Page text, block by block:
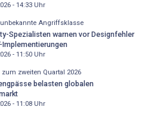
- 14:33Uhr
Angriffsklasse
Spezialisten warnen vor Designfehler
Implementierungen
- 11:50Uhr
zum zweiten Quartal 2026
belasten globalen
- 11:08Uhr